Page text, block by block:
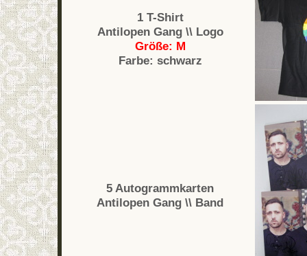
1 T-Shirt
Antilopen Gang \\ Logo
Größe: M
Farbe: schwarz
5 Autogrammkarten
Antilopen Gang \\ Band